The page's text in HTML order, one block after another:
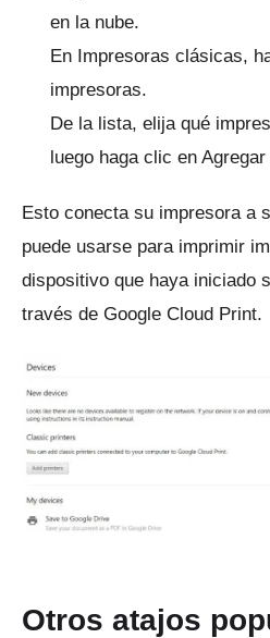
en la nube.
En Impresoras clásicas,
impresoras.
De la lista, elija qué
luego haga clic en
Esto conecta su impresora a
puede usarse para imprimir
dispositivo que haya iniciado
través de Google Cloud Print.
Otros atajos